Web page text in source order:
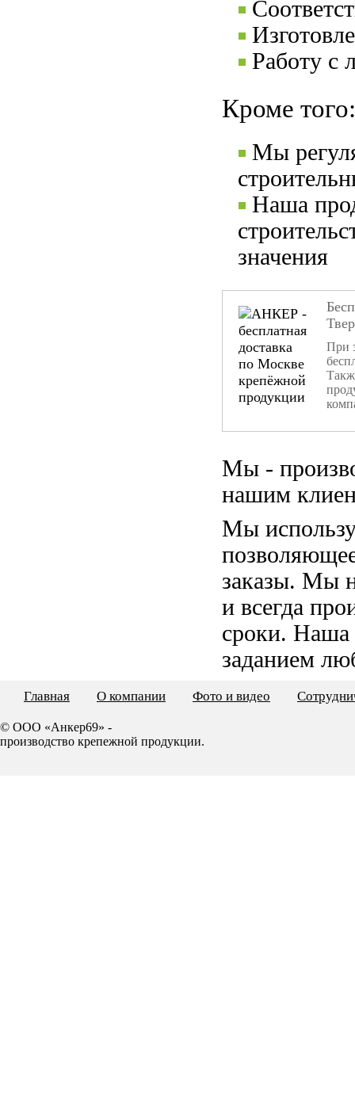
Работу с
Кроме того:
Мы
Наша
значения
При
Мы -
нашим
Мы
заказы. Мы
и всегда
сроки. Наша
заданием
Главная О компании Фото и видео
© ООО «Анкер69» -
производство крепежной продукции.